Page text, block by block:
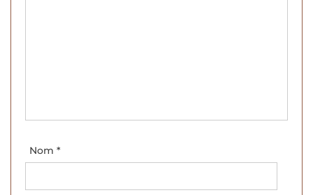
Nom *